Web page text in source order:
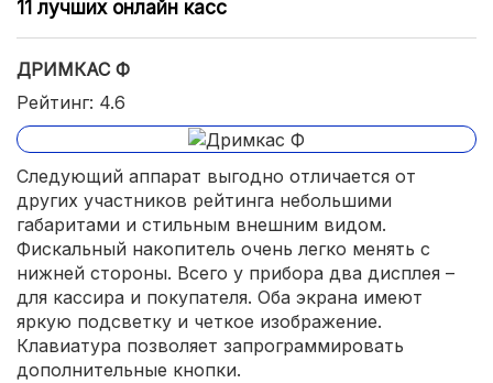
11 лучших онлайн касс
ДРИМКАС Ф
Рейтинг: 4.6
Следующий аппарат выгодно отличается от
других участников рейтинга небольшими
габаритами и стильным внешним видом.
Фискальный накопитель очень легко менять с
нижней стороны. Всего у прибора два дисплея –
для кассира и покупателя. Оба экрана имеют
яркую подсветку и четкое изображение.
Клавиатура позволяет запрограммировать
дополнительные кнопки.